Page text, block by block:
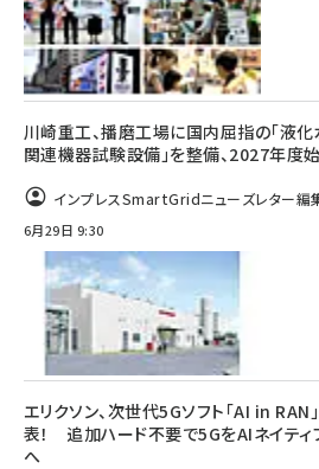
川崎重工、播磨工場に国内屈指の「液化
関連機器試験設備」を整備、2027年度
インプレスSmartGridニューズレター編
6月29日 9:30
エリクソン、次世代5Gソフト「AI in RAN
表！ 追加ハード不要で5GをAIネイティ
へ